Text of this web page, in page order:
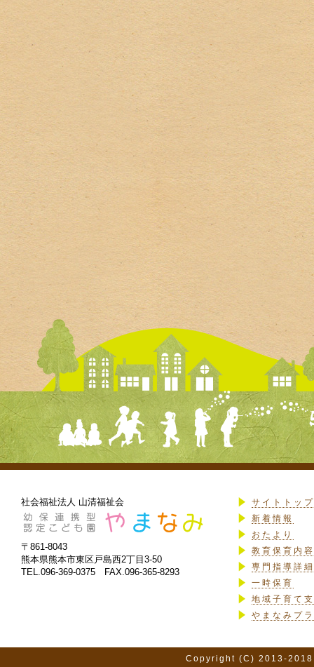
社会福祉法人 山清福祉会
〒861-8043
熊本県熊本市東区戸島西2丁目3-50
TEL.096-369-0375 FAX.096-365-8293
サイトトップ
新着情報
おたより
教育保育内
専門指導詳細
一時保育
地域子育て
やまなみプ
Copyright (C) 2013-